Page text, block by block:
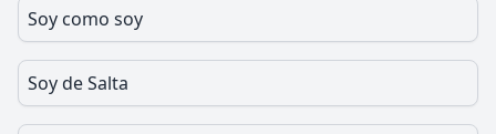
Soy como soy
Soy de Salta